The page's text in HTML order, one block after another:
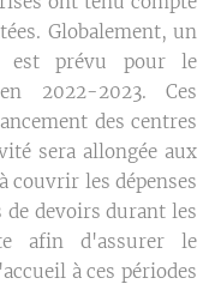
Globalement, un
est prévu pour le
2022-2023. Ces
des centres
sera allongée aux
couvrir les dépenses
de devoirs durant les
afin d'assurer le
à ces périodes